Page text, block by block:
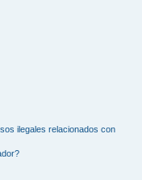
ilegales relacionados con